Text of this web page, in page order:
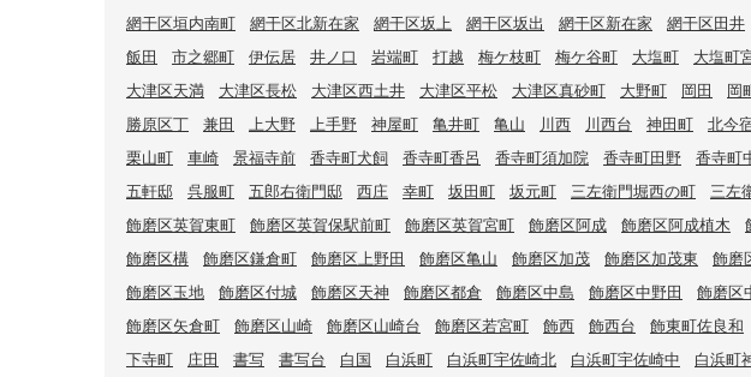
網干区垣内南町
網干区北新在家 網干区坂上 網干区坂出 網干区新在家 網干区田井
飯田
市之郷町 伊伝居 井ノ口 岩端町 打越 梅ケ枝町 梅ケ谷町 大塩町 大塩町
大津区天満
大津区長松 大津区西土井 大津区平松 大津区真砂町 大野町 岡田 岡
勝原区丁
兼田 上大野 上手野 神屋町 亀井町 亀山 川西 川西台 神田町 北今
栗山町
車崎 景福寺前 香寺町犬飼 香寺町香呂 香寺町須加院 香寺町田野 香寺町
五軒邸
呉服町 五郎右衛門邸 西庄 幸町 坂田町 坂元町 三左衛門堀西の町 三左
飾磨区英賀東町
飾磨区英賀保駅前町 飾磨区英賀宮町 飾磨区阿成 飾磨区阿成植木
飾磨区構
飾磨区鎌倉町 飾磨区上野田 飾磨区亀山 飾磨区加茂 飾磨区加茂東 飾磨
飾磨区玉地
飾磨区付城 飾磨区天神 飾磨区都倉 飾磨区中島 飾磨区中野田 飾磨区
飾磨区矢倉町
飾磨区山崎 飾磨区山崎台 飾磨区若宮町 飾西 飾西台 飾東町佐良和
下寺町
庄田 書写 書写台 白国 白浜町 白浜町宇佐崎北 白浜町宇佐崎中 白浜町